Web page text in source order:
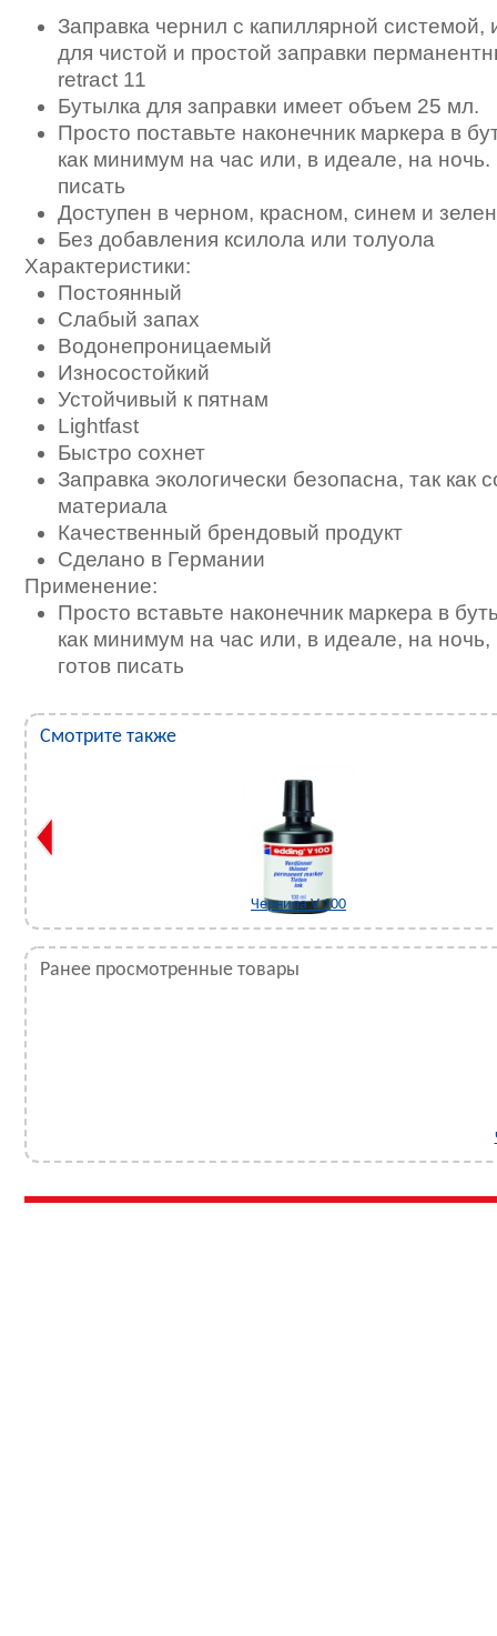
Заправка чернил с капиллярной
для чистой и простой заправки
retract 11
Бутылка для заправки имеет объем 25 мл.
Просто поставьте наконечник маркера в
как минимум на час или, в идеале, на
писать
Доступен в черном, красном, синем и
Без добавления ксилола или толуола
Характеристики:
Постоянный
Слабый запах
Водонепроницаемый
Износостойкий
Устойчивый к пятнам
Lightfast
Быстро сохнет
Заправка экологически безопасна, так как
материала
Качественный брендовый продукт
Сделано в Германии
Применение:
Просто вставьте наконечник маркера в
как минимум на час или, в идеале, на ночь,
готов писать
Смотрите также
Чернила V 100
Ранее просмотренные товары